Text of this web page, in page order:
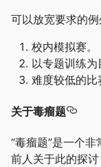
可以放宽要求的例
校内模拟赛。
以专题训练为
难度较低的比
关于毒瘤题
“毒瘤题”是一个
前人关于此的探